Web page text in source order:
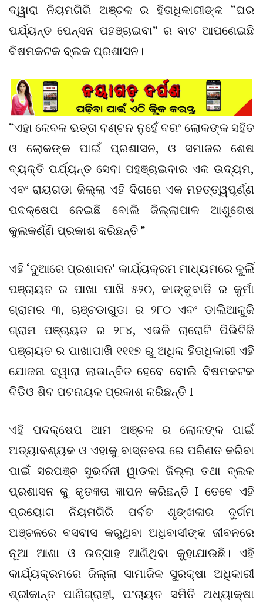
ଦ୍ୱାରା ନିୟମଗିରି ଅଞ୍ଚଳ ର ହିତାଧିକାରୀଙ୍କ “ଘର
ପର୍ଯ୍ୟନ୍ତ ପେନ୍ସନ ପହଞ୍ଚାଇବା” ର ବାଟ ଆପଣେଇଛି
ବିଷମକଟକ ବ୍ଲକ ପ୍ରଶାସନ।
“ଏହା କେବଳ ଭତ୍ତା ବଣ୍ଟନ ନୁହେଁ ବରଂ ଲୋକଙ୍କ ସହିତ
ଓ ଲୋକଙ୍କ ପାଇଁ ପ୍ରଶାସନ, ଓ ସମାଜର ଶେଷ
ବ୍ୟକ୍ତି ପର୍ଯ୍ୟନ୍ତ ସେବା ପହଞ୍ଚାଇବାର ଏକ ଉଦ୍ୟମ,
ଏବଂ ରାୟଗଡା ଜିଲ୍ଲା ଏହି ଦିଗରେ ଏକ ମହତ୍ତ୍ୱପୂର୍ଣ୍ଣ
ପଦକ୍ଷେପ ନେଇଛି ବୋଲି ଜିଲ୍ଲାପାଳ ଆଶୁତୋଷ
କୁଲକର୍ଣ୍ଣି ପ୍ରକାଶ କରିଛନ୍ତି ”
ଏହି ‘ଦୁଆରେ ପ୍ରଶାସନ’ କାର୍ଯ୍ୟକ୍ରମ ମାଧ୍ୟମରେ କୁର୍ଲି
ପଞ୍ଚାୟତ ର ପାଖା ପାଖି ୫୨୦, କାଙ୍କୁବାଡି ର କୁର୍ମା
ଗ୍ରାମର ୩, ଚାଞ୍ଚଡାଗୁଡା ର ୨୮୦ ଏବଂ ଡାଲିଆକୁଜି
ଗ୍ରାମ ପଞ୍ଚାୟତ ର ୨୮୪, ଏଭଳି ଚାରୋଟି ପିଭିଟିଜି
ପଞ୍ଚାୟତ ର ପାଖାପାଖି ୧୧୧୭ ରୁ ଅଧିକ ହିତାଧିକାରୀ ଏହି
ଯୋଜନା ଦ୍ୱାରା ଲାଭାନ୍ବିତ ହେବେ ବୋଲି ବିଷମକଟକ
ବିଡିଓ ଶିବ ପଟନାୟକ ପ୍ରକାଶ କରିଛନ୍ତି I
ଏହି ପଦକ୍ଷେପ ଆମ ଅଞ୍ଚଳ ର ଲୋକଙ୍କ ପାଇଁ
ଅତ୍ୟାବଶ୍ୟକ ଓ ଏହାକୁ ବାସ୍ତବତା ରେ ପରିଣତ କରିବା
ପାଇଁ ସରପଞ୍ଚ ସୁଭର୍ଦନୀ ୱାଡକା ଜିଲ୍ଲା ତଥା ବ୍ଲକ
ପ୍ରଶାସନ କୁ କୃତଜ୍ଞତା ଜ୍ଞାପନ କରିଛନ୍ତି I ତେବେ ଏହି
ପ୍ରୟୋଗ ନିୟମଗିରି ପର୍ବତ ଶୃଙ୍ଖଳାର ଦୁର୍ଗମ
ଅଞ୍ଚଳରେ ବସବାସ କରୁଥିବା ଅଧିବାସୀଙ୍କ ଜୀବନରେ
ନୂଆ ଆଶା ଓ ଉତ୍ସାହ ଆଣିଥିବା କୁହାଯାଉଛି। ଏହି
କାର୍ଯ୍ୟକ୍ରମରେ ଜିଲ୍ଲା ସାମାଜିକ ସୁରକ୍ଷା ଅଧିକାରୀ
ଶ୍ରୀକାନ୍ତ ପାଣିଗ୍ରାହୀ, ପଂଚାୟତ ସମିତି ଅଧ୍ୟାକ୍ଷା